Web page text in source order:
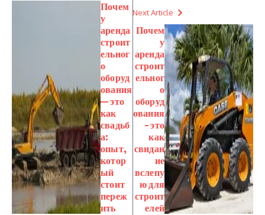
Почем
у
аренда
строит
ельног
о
оборуд
ования
— это
как
свадьб
а:
опыт,
котор
ый
стоит
переж
ить
Next Article
Почем
у
аренда
строит
ельног
о
оборуд
ования
– это
как
свидан
ие
вслепу
ю для
строит
елей